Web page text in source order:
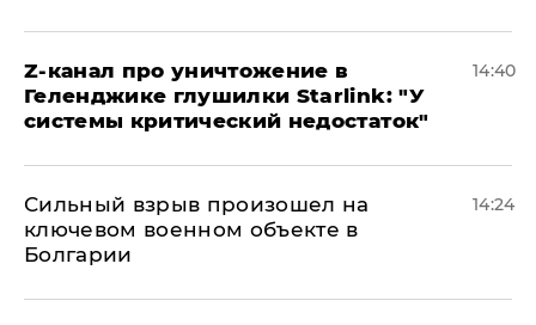
Z-канал про уничтожение в
Геленджике глушилки Starlink: "У
системы критический недостаток"
14:40
Сильный взрыв произошел на
ключевом военном объекте в
Болгарии
14:24